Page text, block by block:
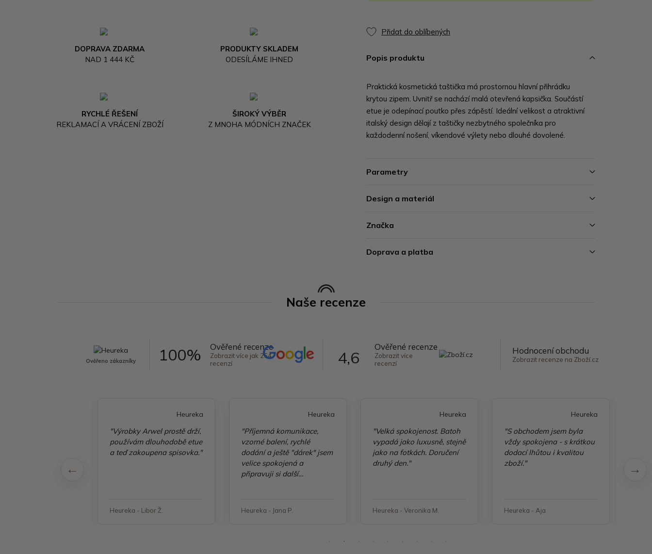
DOPRAVA ZDARMA
NAD 1 444 KČ
PRODUKTY SKLADEM
ODESÍLÁME IHNED
RYCHLÉ ŘEŠENÍ
REKLAMACÍ A VRÁCENÍ ZBOŽÍ
ŠIROKÝ VÝBĚR
Z MNOHA MÓDNÍCH ZNAČEK
Přidat do oblíbených
Popis produktu
Praktická kosmetická taštička má prostornou hlavní přihrádku
krytou zipem. Uvnitř se nachází malá otevřená kapsička. Součástí
etue je odepínací poutko přes zápěstí. Ideální velikost a atraktivní
italský design dělají z taštičky nezbytného společníka pro
každodenní nošení, víkendové výlety nebo dlouhé dovolené.
Parametry
Design a materiál
Značka
Doprava a platba
Naše recenze
Ověřeno zákazníky 100% Ověřené recenze
Zobrazit více jak 264
recenzí
4,6
Ověřené recenze
Zobrazit více
recenzí
Hodnocení obchodu
Zobrazit recenze na Zboží.cz
Heureka
"Výrobky Arwel prostě drží,
používám dlouhodobě etue
a teď zakoupena spisovka."
Heureka - Libor Ž.
Heureka
"Příjemná komunikace,
vzorné balení, rychlé
dodání a ještě "dárek" jsem
velice spokojená a
připravuji si další
Heureka - Jana P.
Heureka
"Velká spokojenost. Batoh
vypadá jako luxusně, stejně
jako na fotkách. Doručení
druhý den."
Heureka - Veronika M.
Heureka
"S obchodem jsem byla
vždy spokojena - s krátkou
dodací lhůtou i kvalitou
zboží."
Heureka - Aja